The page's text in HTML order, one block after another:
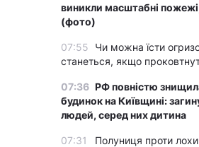
виникли масштабні
(фото)
07:55
Чи можна їсти
станеться, якщо
07:36 РФ повністю
будинок на Київщині:
людей, серед них дитина
07:31
Полуниця проти